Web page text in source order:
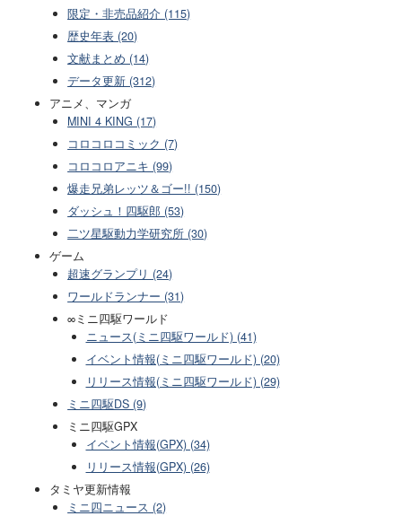
限定・非売品紹介 (115)
歴史年表 (20)
文献まとめ (14)
データ更新 (312)
アニメ、マンガ
MINI 4 KING (17)
コロコロコミック (7)
コロコロアニキ (99)
爆走兄弟レッツ＆ゴー!! (150)
ダッシュ！四駆郎 (53)
二ツ星駆動力学研究所 (30)
ゲーム
超速グランプリ (24)
ワールドランナー (31)
∞ミニ四駆ワールド
ニュース(ミニ四駆ワールド) (41)
イベント情報(ミニ四駆ワールド) (20)
リリース情報(ミニ四駆ワールド) (29)
ミニ四駆DS (9)
ミニ四駆GPX
イベント情報(GPX) (34)
リリース情報(GPX) (26)
タミヤ更新情報
ミニ四ニュース (2)